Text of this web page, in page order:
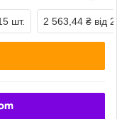
шт. 2 563,44 ₴ від